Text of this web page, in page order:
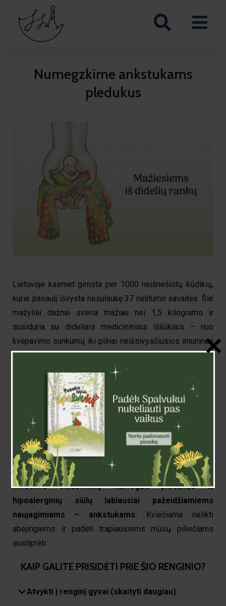
Numegzkime ankstukams
pledukus
Lietuvoje kasmet gimsta per 1000 neišnešiotų kūdikių,
kurie pasaulį išvysta nesulaukę 37 nėštumo savaitės. Šie
mažyliai dažnai sveria mažiau nei 1,5 kilogramo ir
susiduria su dideliais medicininiais iššūkiais – nuo
kvėpavimo sunkumų iki pilnai neišsivysčiusios imuninės
sistemos. Vienas iš didžiausių mažylių sunkumų yra
negalėjimas išlaikyti stabilios kūno temperatūros, kuri
yra būtina sveikam vystymuisi.
Ligoninėse dažnai trūksta pledų, pagamintų specialiai
ankstukams, o šeimos patirdamos ne tik emocinę, bet
dažnai ir finansinę įtampą, susiduria su iššūkiais
besirūpinant savo trapiais naujagimiais.Matydami tokį
poreikį, kovo 11-ąją nuo 14.00 val., Dūmų fabrike
renginio „Mažiesiems iš didelių rankų“ metu,
kviesime visuomenę numegzti pledukus iš
hipoalerginių siūlų labiausiai pažeidžiamiems
naujagimiams – ankstukams. Kviečiame nelikti
abejingiems ir padėti trapiausiems mūsų piliečiams
sustiprėti.
KAIP GALITE PRISIDĖTI PRIE ŠIO RENGINIO?
Atvykti į renginį gyvai (skaityti daugiau)